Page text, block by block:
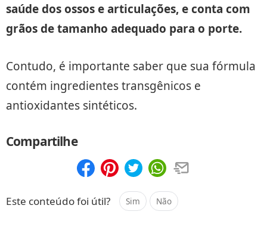
saúde dos ossos e articulações, e conta com
grãos de tamanho adequado para o porte.
Contudo, é importante saber que sua fórmula
contém ingredientes transgênicos e
antioxidantes sintéticos.
Compartilhe
Este conteúdo foi útil? Sim Não